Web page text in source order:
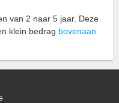
van 2 naar 5 jaar. Deze
klein bedrag bovenaan